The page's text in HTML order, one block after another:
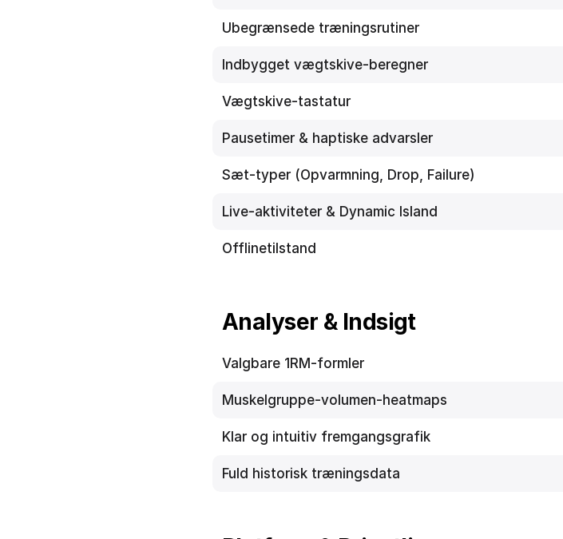
Ubegrænsede træningsrutiner
Indbygget vægtskive-beregner
Vægtskive-tastatur
Pausetimer & haptiske advarsler
Sæt-typer (Opvarmning, Drop, Failure)
Live-aktiviteter & Dynamic Island
Offlinetilstand
Analyser & Indsigt
Valgbare 1RM-formler
Muskelgruppe-volumen-heatmaps
Klar og intuitiv fremgangsgrafik
Fuld historisk træningsdata